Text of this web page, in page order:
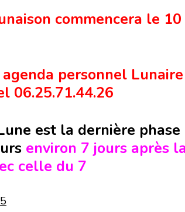
commencera le
personnel
06.25.71.44.26
est la dernière
environ 7 jours après
celle du 7